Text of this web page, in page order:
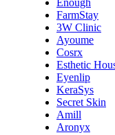
Enough
FarmStay
3W Clinic
Ayoume
Cosrx
Esthetic
Eyenlip
KeraSys
Secret Skin
Amill
Aronyx